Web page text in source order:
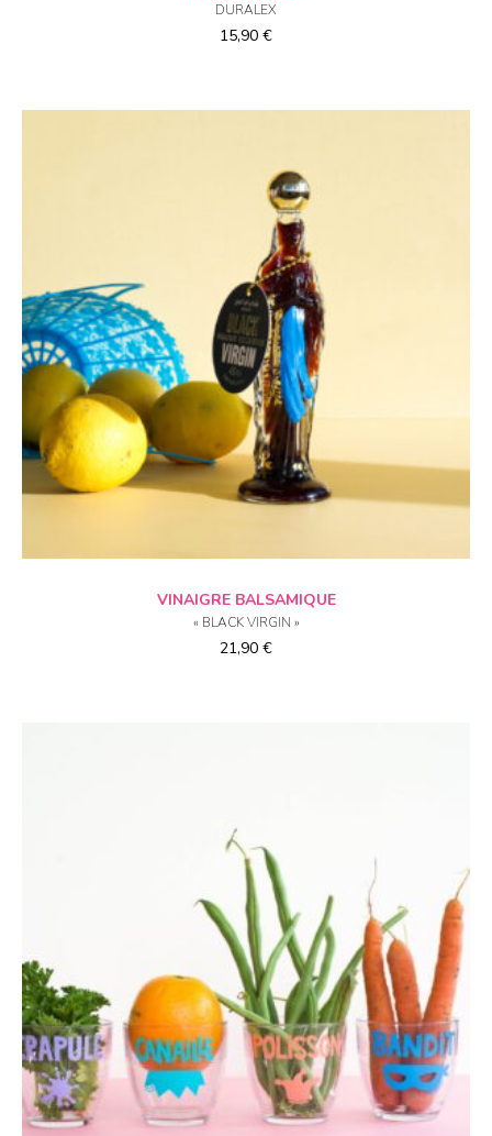
DURALEX
15,90 €
AJOUTER AU PANIER
VINAIGRE BALSAMIQUE
« BLACK VIRGIN »
21,90 €